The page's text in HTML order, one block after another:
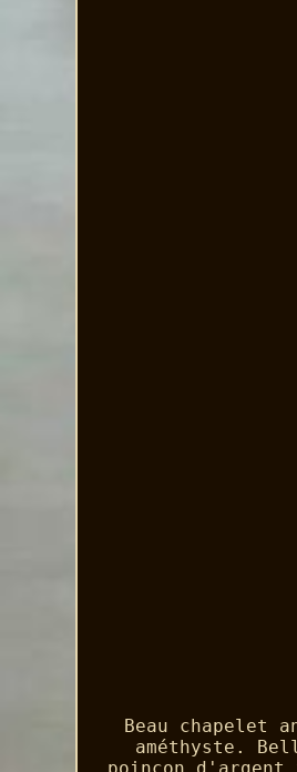
Beau chapelet
améthyste.